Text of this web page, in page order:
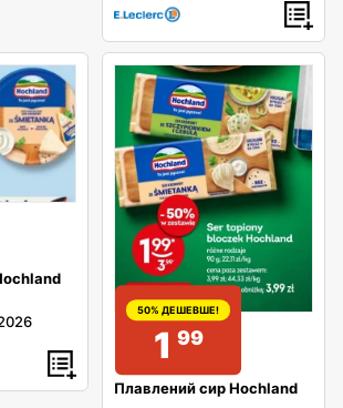
50% ДЕШЕВШЕ!
1 99
Плавлений сир Hochland